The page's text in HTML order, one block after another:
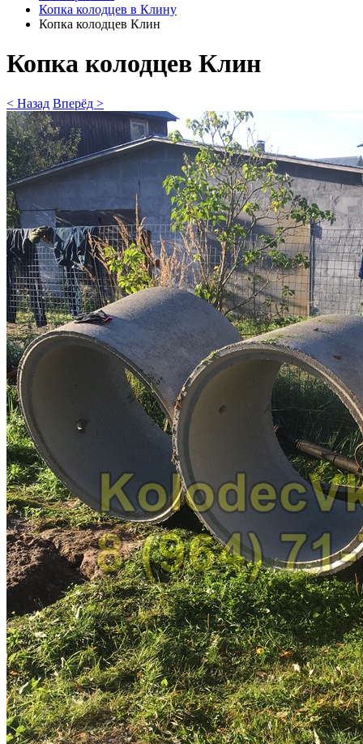
Копка колодцев в Клину
Копка колодцев Клин
Копка колодцев Клин
< Назад Вперёд >